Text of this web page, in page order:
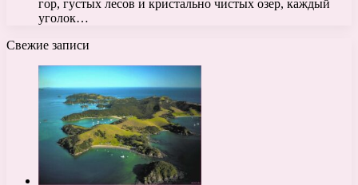
гор, густых лесов и кристально чистых озер, каждый
уголок…
Свежие записи